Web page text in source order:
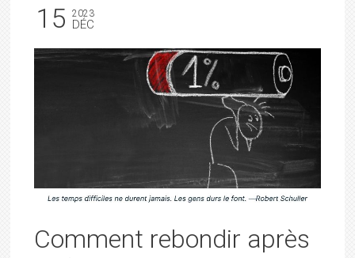
15 2023
DÉC
Comment rebondir après